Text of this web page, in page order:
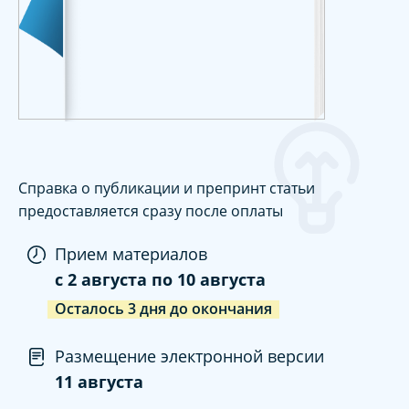
Справка о публикации и препринт статьи
предоставляется сразу после оплаты
Прием материалов
c 2 августа по 10 августа
Осталось 3дня до окончания
Размещение электронной версии
11 августа